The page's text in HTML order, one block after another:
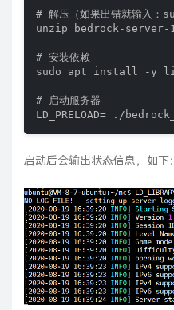
# 解压（如果出错就输
unzip bedrock-
# 安装依赖
sudo apt install -y
# 启动服务器
LD_PRELOAD= ./
启动后会输出状态信息，如下：